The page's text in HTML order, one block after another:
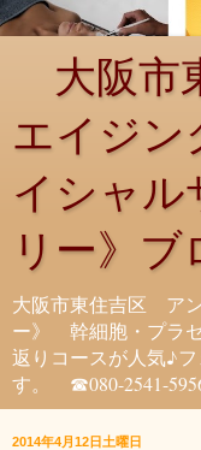
大阪市
エイジン
イシャル
リー》ブ
大阪市東住吉区 ア
ー》 幹細胞・プラ
返りコースが人気♪
す。 ☎080-2541-
2014年4月12日土曜日